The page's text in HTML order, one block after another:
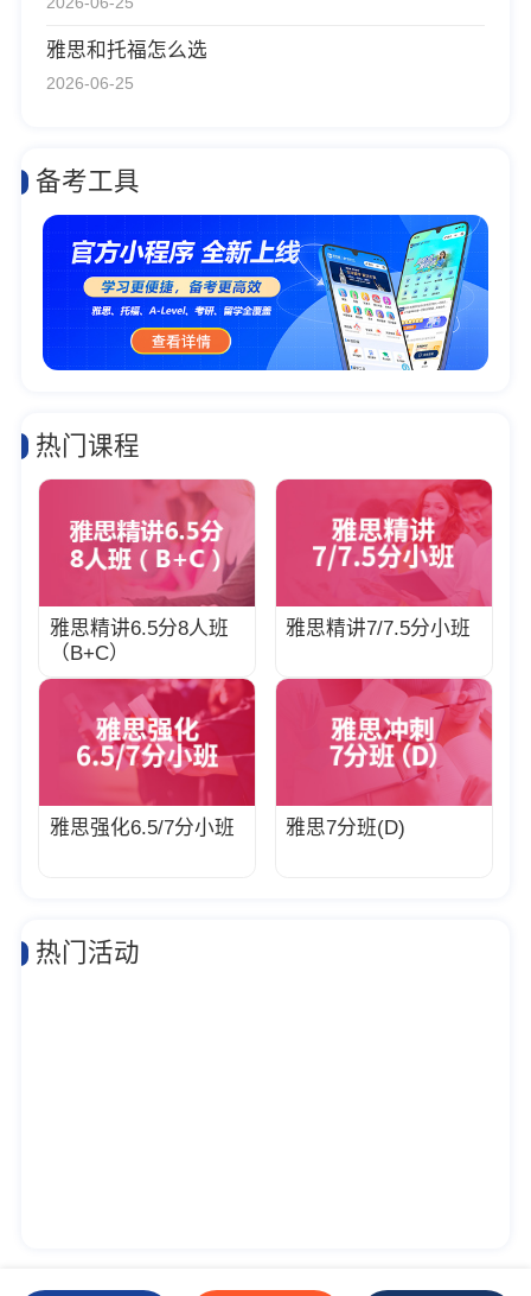
雅思和托福怎么选
2026-06-25
备考工具
热门课程
雅思精讲6.5分8人班
（B+C）
雅思精讲7/7.5分小班
雅思强化6.5/7分小班 雅思7分班(D)
热门活动